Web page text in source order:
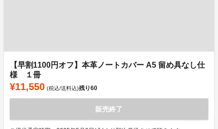
【早割1100円オフ】本革ノートカバー A5 留め具なし仕
様 １冊
¥11,550 (税込/送料込)残り60
販売終了